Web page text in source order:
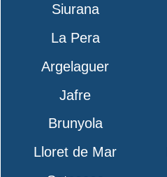
Siurana
La Pera
Argelaguer
Jafre
Brunyola
Lloret de Mar